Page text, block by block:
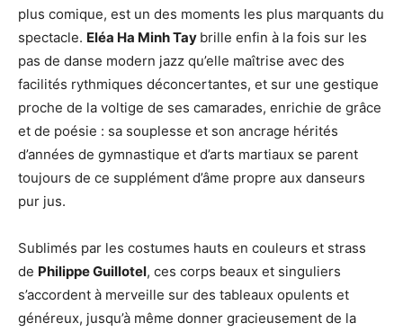
plus comique, est un des moments les plus marquants du
spectacle. Eléa Ha Minh Tay brille enfin à la fois sur les
pas de danse modern jazz qu’elle maîtrise avec des
facilités rythmiques déconcertantes, et sur une gestique
proche de la voltige de ses camarades, enrichie de grâce
et de poésie : sa souplesse et son ancrage hérités
d’années de gymnastique et d’arts martiaux se parent
toujours de ce supplément d’âme propre aux danseurs
pur jus.
Sublimés par les costumes hauts en couleurs et strass
de Philippe Guillotel, ces corps beaux et singuliers
s’accordent à merveille sur des tableaux opulents et
généreux, jusqu’à même donner gracieusement de la